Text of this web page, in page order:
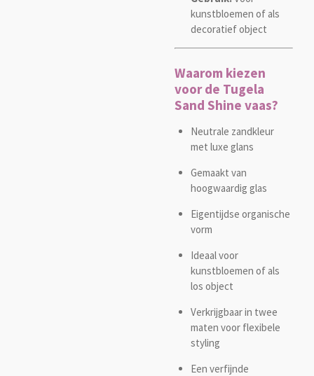
kunstbloemen of als
decoratief object
Waarom kiezen
voor de Tugela
Sand Shine vaas?
Neutrale zandkleur
met luxe glans
Gemaakt van
hoogwaardig glas
Eigentijdse organische
vorm
Ideaal voor
kunstbloemen of als
los object
Verkrijgbaar in twee
maten voor flexibele
styling
Een verfijnde